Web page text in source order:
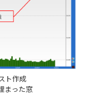
ト作成
まった窓